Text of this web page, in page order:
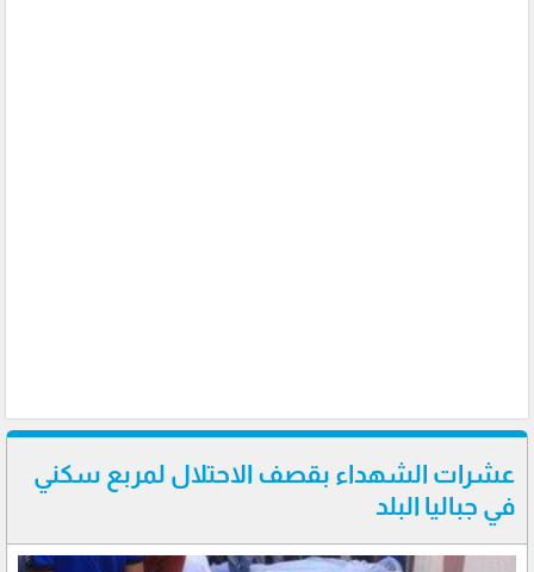
عشرات الشهداء بقصف الاحتلال لمربع سكني
في جباليا البلد